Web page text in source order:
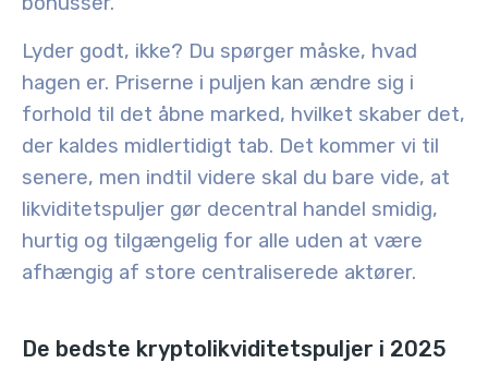
Lyder godt, ikke? Du spørger måske, hvad
hagen er. Priserne i puljen kan ændre sig i
forhold til det åbne marked, hvilket skaber det,
der kaldes midlertidigt tab. Det kommer vi til
senere, men indtil videre skal du bare vide, at
likviditetspuljer gør decentral handel smidig,
hurtig og tilgængelig for alle uden at være
afhængig af store centraliserede aktører.
De bedste kryptolikviditetspuljer i 2025